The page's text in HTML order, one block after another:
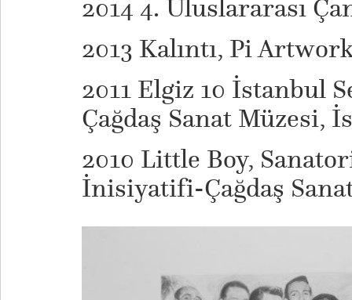
2014 4. Uluslararası
2013 Kalıntı, Pi
2011 Elgiz 10 İstanbul
Çağdaş Sanat Müzesi,
2010 Little Boy,
İnisiyatifi-Çağdaş